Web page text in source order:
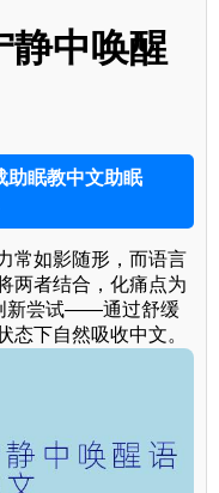
静中唤醒
助眠教中文助眠
常如影随形，而语言
两者结合，化痛点为
新尝试——通过舒缓
态下自然吸收中文。